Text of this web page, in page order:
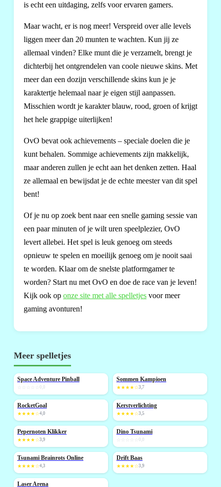
is echt een uitdaging, zelfs voor ervaren gamers.
Maar wacht, er is nog meer! Verspreid over alle levels
liggen meer dan 20 munten te wachten. Kun jij ze
allemaal vinden? Elke munt die je verzamelt, brengt je
dichterbij het ontgrendelen van coole nieuwe skins. Met
meer dan een dozijn verschillende skins kun je je
karaktertje helemaal naar je eigen stijl aanpassen.
Misschien wordt je karakter blauw, rood, groen of krijgt
het hele grappige uiterlijken!
OvO bevat ook achievements – speciale doelen die je
kunt behalen. Sommige achievements zijn makkelijk,
maar anderen zullen je echt aan het denken zetten. Haal
ze allemaal en bewijsdat je de echte meester van dit spel
bent!
Of je nu op zoek bent naar een snelle gaming sessie van
een paar minuten of je wilt uren speelplezier, OvO
levert allebei. Het spel is leuk genoeg om steeds
opnieuw te spelen en moeilijk genoeg om je nooit saai
te worden. Klaar om de snelste platformgamer te
worden? Start nu met OvO en doe de race van je leven!
Kijk ook op onze site met alle spelletjes voor meer
gaming avonturen!
Meer spelletjes
NIEUW
Space Adventure Pinball
0,0
NIEUW
Sommen Kampioen
★★★★☆3,7
NIEUW
RocketGoal
★★★★☆4,0
Kerstverlichting
★★★★☆3,5
NIEUW
Pepernoten Klikker
★★★★☆3,9
NIEUW
Dino Tsunami
0,0
NIEUW
Tsunami Brainrots Online
★★★★☆4,3
Drift Baas
★★★★☆3,9
NIEUW
Laser Arena